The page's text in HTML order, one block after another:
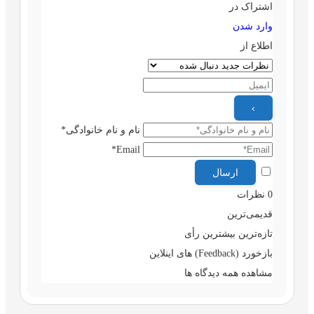
اشتراک در
وارد شدن
اطلاع از
نام و نام خانوادگی*
Email*
0 نظرات
قدیمی‌ترین
تازه‌ترین بیشترین رأی
بازخورد (Feedback) های اینلاین
مشاهده همه دیدگاه ها